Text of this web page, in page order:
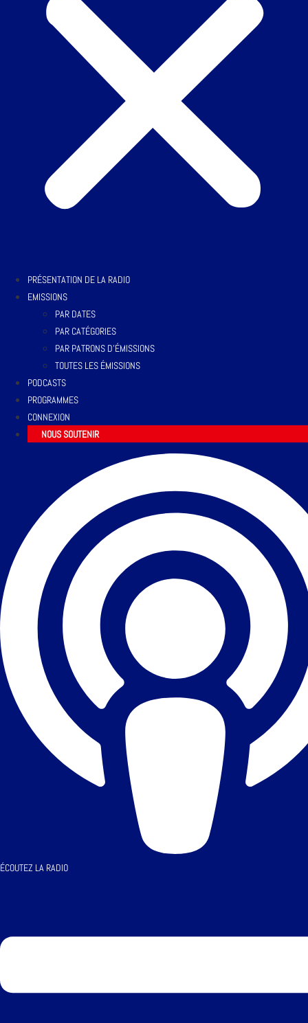
PRÉSENTATION DE LA RADIO
EMISSIONS
PAR DATES
PAR CATÉGORIES
PAR PATRONS D’ÉMISSIONS
TOUTES LES ÉMISSIONS
PODCASTS
PROGRAMMES
CONNEXION
NOUS SOUTENIR
ÉCOUTEZ LA RADIO